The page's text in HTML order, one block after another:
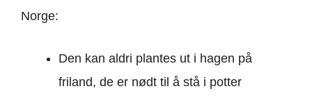
Norge:
Den kan aldri plantes ut i hagen på
friland, de er nødt til å stå i potter